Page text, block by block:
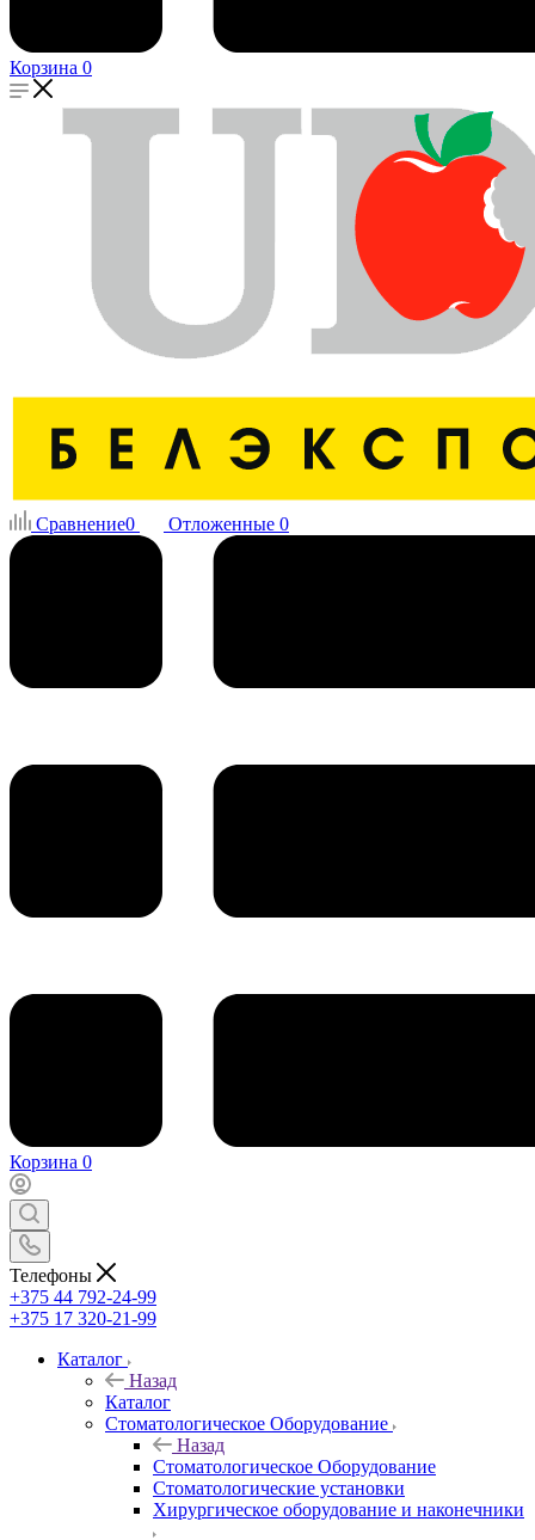
Корзина 0
Сравнение0 Отложенные 0
Корзина 0
Телефоны
+375 44 792-24-99
+375 17 320-21-99
Каталог
Назад
Каталог
Стоматологическое Оборудование
Назад
Стоматологическое Оборудование
Стоматологические установки
Хирургическое оборудование и наконечники